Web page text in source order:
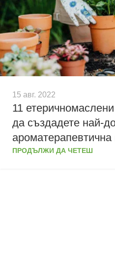
15 авг. 2022
11
да създадете най-
ароматерапевтична
ПРОДЪЛЖИ ДА ЧЕТЕШ